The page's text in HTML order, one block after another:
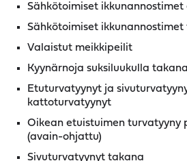
Sähkötoimiset ikkunannostimet
Sähkötoimiset ikkunannostimet
Valaistut meikkipeilit
Kyynärnoja suksiluukulla takana
Etuturvatyynyt ja
kattoturvatyynyt
Oikean etuistuimen turvatyyny
(avain-ohjattu)
Sivuturvatyynyt takana